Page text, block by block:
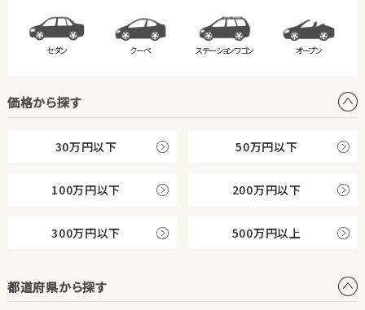
セダン クーペ ステーションワゴン オープン
価格から探す
30万円以下 50万円以下
100万円以下 200万円以下
300万円以下 500万円以上
都道府県から探す